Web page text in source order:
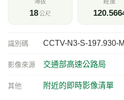
18公尺
識別碼 CCTV-N3-S-197.930-M
影像來源 交通部高速公路局
其他 附近的即時影像清單